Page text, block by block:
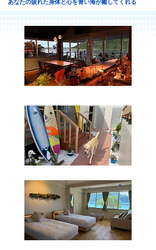
​あなたの疲れた身体と心を青い海が癒してくれる